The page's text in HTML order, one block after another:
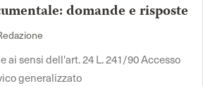
domande e risposte
ai sensi dell'art. 24 L. 241/90 Accesso
generalizzato